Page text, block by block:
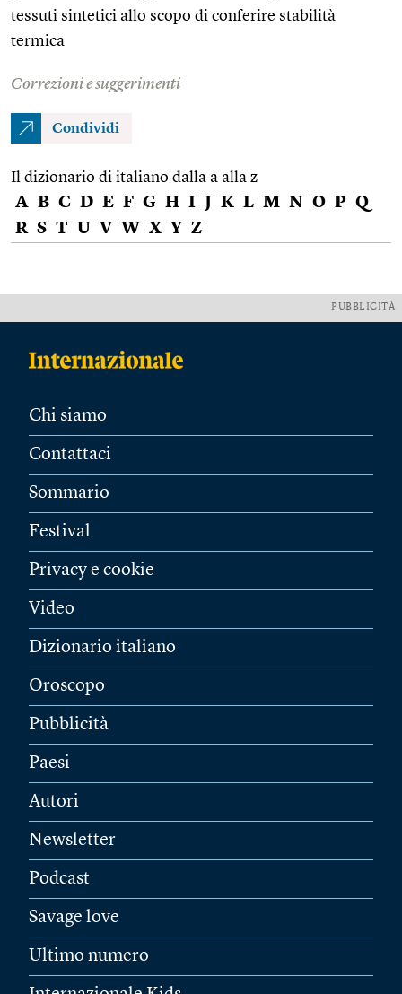
tessuti sintetici allo scopo di conferire stabilità
termica
Correzioni e suggerimenti
Condividi
Il dizionario di italiano dalla a alla z
A B C D E F G H I J K L M N O P Q
R S T U V W X Y Z
PUBBLICITÀ
Chi siamo
Contattaci
Sommario
Festival
Privacy e cookie
Video
Dizionario italiano
Oroscopo
Pubblicità
Paesi
Autori
Newsletter
Podcast
Savage love
Ultimo numero